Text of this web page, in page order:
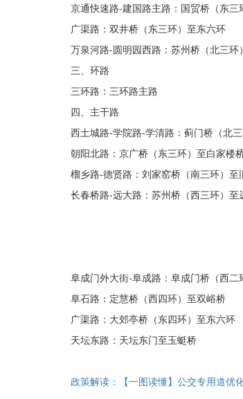
京通快速路-建国路主路：国贸桥（东
广渠路：双井桥（东三环）至东六环
万泉河路-圆明园西路：苏州桥（北三环
三、环路
三环路：三环路主路
四、主干路
西土城路-学院路-学清路：蓟门桥（北
朝阳北路：京广桥（东三环）至白家楼
榴乡路-德贤路：刘家窑桥（南三环）至
长春桥路-远大路：苏州桥（西三环）至
阜成门外大街-阜成路：阜成门桥（西二
阜石路：定慧桥（西四环）至双峪桥
广渠路：大郊亭桥（东四环）至东六环
天坛东路：天坛东门至玉蜓桥
政策解读：【一图读懂】公交专用道优